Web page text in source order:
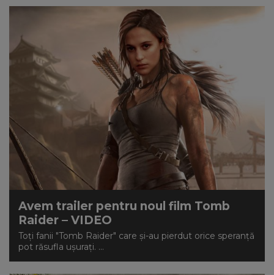
Avem trailer pentru noul film Tomb
Raider – VIDEO
Toți fanii "Tomb Raider" care și-au pierdut orice speranță
pot răsufla ușurați. ...